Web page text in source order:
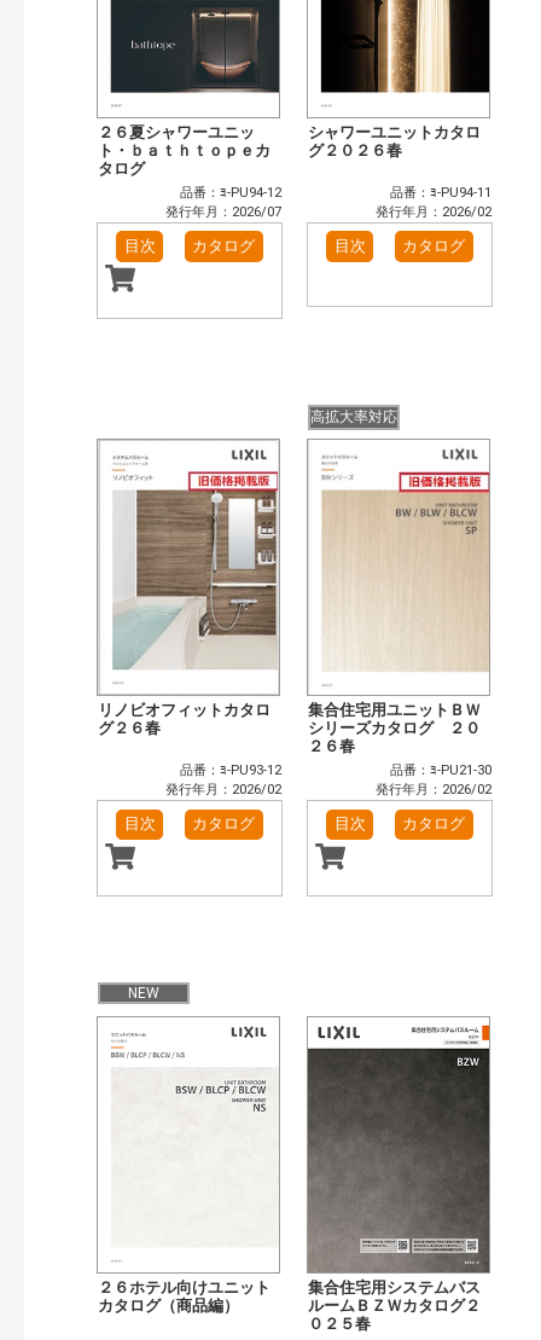
２６夏シャワーユニッ
ト・ｂａｔｈｔｏｐｅカ
タログ
品番：ﾖ-PU94-12
発行年月：2026/07
目次 カタログ
シャワーユニットカタロ
グ２０２６春
品番：ﾖ-PU94-11
発行年月：2026/02
目次 カタログ
リノビオフィットカタロ
グ２６春
品番：ﾖ-PU93-12
発行年月：2026/02
目次 カタログ
高拡大率対応
集合住宅用ユニットＢＷ
シリーズカタログ ２０
２６春
品番：ﾖ-PU21-30
発行年月：2026/02
目次 カタログ
NEW
２６ホテル向けユニット
カタログ（商品編）
集合住宅用システムバス
ルームＢＺＷカタログ２
０２５春